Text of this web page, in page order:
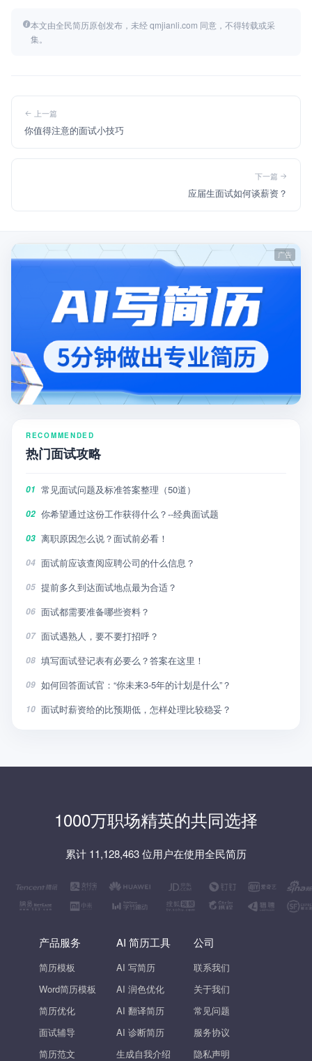
本文由全民简历原创发布，未经 qmjianli.com 同意，不得转载或采
集。
上一篇
你值得注意的面试小技巧
下一篇
应届生面试如何谈薪资？
RECOMMENDED
热门面试攻略
01 常见面试问题及标准答案整理（50道）
02 你希望通过这份工作获得什么？--经典面试题
03 离职原因怎么说？面试前必看！
04 面试前应该查阅应聘公司的什么信息？
05 提前多久到达面试地点最为合适？
06 面试都需要准备哪些资料？
07 面试遇熟人，要不要打招呼？
08 填写面试登记表有必要么？答案在这里！
09 如何回答面试官：“你未来3-5年的计划是什么”？
10 面试时薪资给的比预期低，怎样处理比较稳妥？
1000万职场精英的共同选择
累计 11,128,463 位用户在使用全民简历
产品服务
简历模板
Word简历模板
简历优化
面试辅导
简历范文
AI 简历工具
AI 写简历
AI 润色优化
AI 翻译简历
AI 诊断简历
生成自我介绍
公司
联系我们
关于我们
常见问题
服务协议
隐私声明